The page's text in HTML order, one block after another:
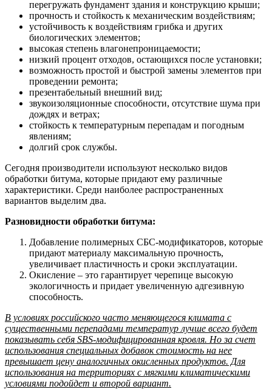
перегружать фундамент здания и конструкцию крыши;
прочность и стойкость к механическим воздействиям;
устойчивость к воздействиям грибка и других
биологических элементов;
высокая степень влагонепроницаемости;
низкий процент отходов, остающихся после установки;
возможность простой и быстрой замены элементов при
проведении ремонта;
презентабельный внешний вид;
звукоизоляционные способности, отсутствие шума при
дождях и ветрах;
стойкость к температурным перепадам и погодным
явлениям;
долгий срок службы.
Сегодня производители используют несколько видов
обработки битума, которые придают ему различные
характеристики. Среди наиболее распространенных
вариантов выделим два.
Разновидности обработки битума:
Добавление полимерных СБС-модификаторов, которые
придают материалу максимальную прочность,
увеличивает пластичность и сроки эксплуатации.
Окисление – это гарантирует черепице высокую
экологичность и придает увеличенную адгезивную
способность.
В условиях российского часто меняющегося климата с
существенными перепадами температур лучше всего будет
показывать себя SBS-модифицированная кровля. Но за счет
использования специальных добавок стоимость на нее
превышает цену аналогичных окисленных продуктов. Для
использования на территориях с мягкими климатическими
условиями подойдет и второй вариант.